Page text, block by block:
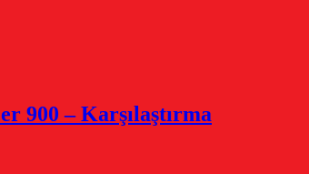
900 – Karşılaştırma